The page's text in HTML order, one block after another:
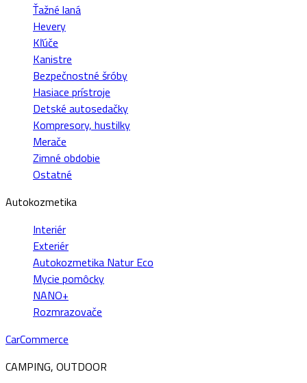
Ťažné laná
Hevery
Kľúče
Kanistre
Bezpečnostné šróby
Hasiace prístroje
Detské autosedačky
Kompresory, hustilky
Merače
Zimné obdobie
Ostatné
Autokozmetika
Interiér
Exteriér
Autokozmetika Natur Eco
Mycie pomôcky
NANO+
Rozmrazovače
CarCommerce
CAMPING, OUTDOOR